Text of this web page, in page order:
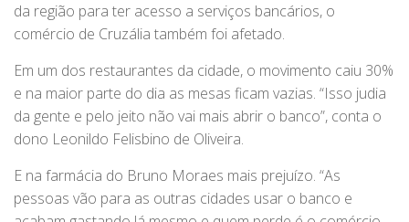
da região para ter acesso a serviços bancários, o
comércio de Cruzália também foi afetado.
Em um dos restaurantes da cidade, o movimento caiu 30%
e na maior parte do dia as mesas ficam vazias. “Isso judia
da gente e pelo jeito não vai mais abrir o banco”, conta o
dono Leonildo Felisbino de Oliveira.
E na farmácia do Bruno Moraes mais prejuízo. “As
pessoas vão para as outras cidades usar o banco e